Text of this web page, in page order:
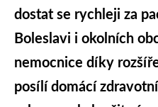
dostat se rychleji za
Boleslavi i okolních
nemocnice díky
posílí domácí